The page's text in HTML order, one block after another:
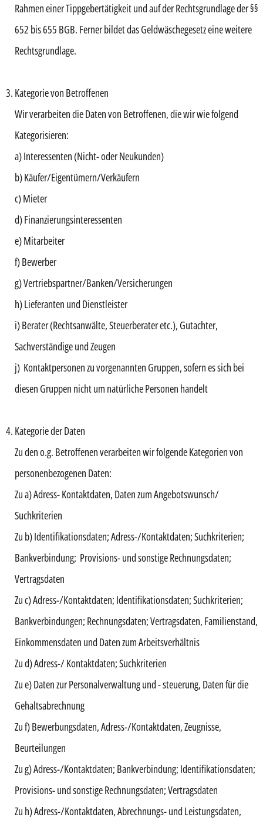
Rahmen einer Tippgebertätigkeit und auf der Rechtsgrundlage der §§
652 bis 655 BGB. Ferner bildet das Geldwäschegesetz eine weitere
Rechtsgrundlage.
Kategorie von Betroffenen
Wir verarbeiten die Daten von Betroffenen, die wir wie folgend
Kategorisieren:
a) Interessenten (Nicht- oder Neukunden)
b) Käufer/Eigentümern/Verkäufern
c) Mieter
d) Finanzierungsinteressenten
e) Mitarbeiter
f) Bewerber
g) Vertriebspartner/Banken/Versicherungen
h) Lieferanten und Dienstleister
i) Berater (Rechtsanwälte, Steuerberater etc.), Gutachter,
Sachverständige und Zeugen
j) Kontaktpersonen zu vorgenannten Gruppen, sofern es sich bei
diesen Gruppen nicht um natürliche Personen handelt
Kategorie der Daten
Zu den o.g. Betroffenen verarbeiten wir folgende Kategorien von
personenbezogenen Daten:
Zu a) Adress- Kontaktdaten, Daten zum Angebotswunsch/
Suchkriterien
Zu b) Identifikationsdaten; Adress-/Kontaktdaten; Suchkriterien;
Bankverbindung; Provisions- und sonstige Rechnungsdaten;
Vertragsdaten
Zu c) Adress-/Kontaktdaten; Identifikationsdaten; Suchkriterien;
Bankverbindungen; Rechnungsdaten; Vertragsdaten, Familienstand,
Einkommensdaten und Daten zum Arbeitsverhältnis
Zu d) Adress-/ Kontaktdaten; Suchkriterien
Zu e) Daten zur Personalverwaltung und - steuerung, Daten für die
Gehaltsabrechnung
Zu f) Bewerbungsdaten, Adress-/Kontaktdaten, Zeugnisse,
Beurteilungen
Zu g) Adress-/Kontaktdaten; Bankverbindung; Identifikationsdaten;
Provisions- und sonstige Rechnungsdaten; Vertragsdaten
Zu h) Adress-/Kontaktdaten, Abrechnungs- und Leistungsdaten,